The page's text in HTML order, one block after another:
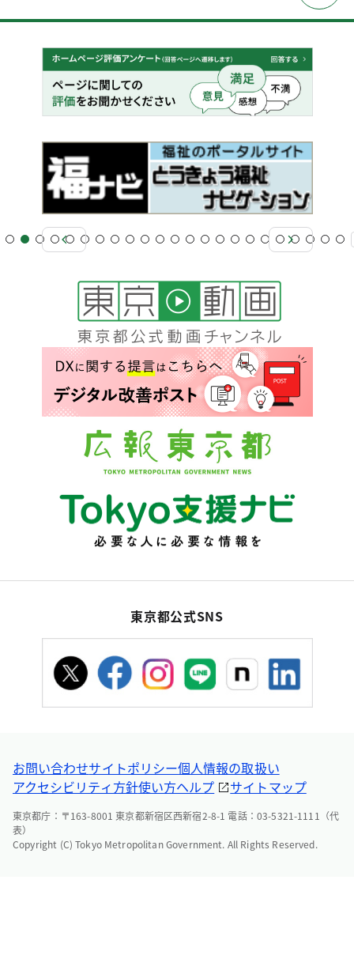
東京都公式SNS
お問い合わせサイトポリシー個人情報の取扱い
アクセシビリティ方針使い方ヘルプ サイトマップ
東京都庁：〒163-8001 東京都新宿区西新宿2-8-1 電話：03-5321-1111（代
表）
Copyright (C) Tokyo Metropolitan Government. All Rights Reserved.